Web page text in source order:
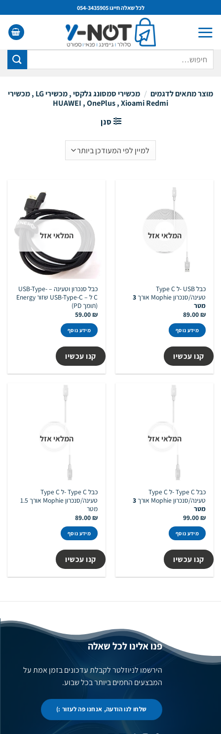
to
content
לכל שאלה חייגו 054-3435905
מוצר מתאים לדגמים /
מכשירי סמסונג גלקסי , מכשירי LG , מכשירי
HUAWEI , OnePlus , Xioami Redmi
סנן
המלאי אזל
כבל USB -ל Type C
טעינה/סנכרון Mophie אורך
3
מטר
89.00₪
מידע נוסף
קנו עכשיו
המלאי אזל
כבל סנכרון וטעינה – USB-Type-
C ל – USB-Type-C שזור Energy
(תומך PD)
59.00₪
מידע נוסף
קנו עכשיו
המלאי אזל
כבל Type C -ל Type C
טעינה/סנכרון Mophie אורך
3
מטר
99.00₪
מידע נוסף
קנו עכשיו
המלאי אזל
כבל Type C -ל Type C
טעינה/סנכרון Mophie אורך 1.5
מטר
89.00₪
מידע נוסף
קנו עכשיו
פנו אלינו לכל שאלה
הירשמו לניוזלטר לקבלת עדכונים בזמן אמת על
המבצעים החמים ביותר בכל שבוע.
שלחו לנו הודעה, אנחנו פה לעזור :)